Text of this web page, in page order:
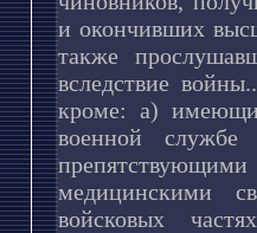
и окончивших
также
вследствие
кроме: а)
военной
медицинскими
войсковых